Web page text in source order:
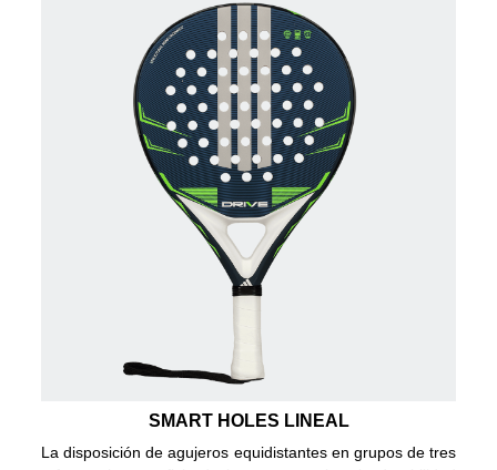
SMART HOLES LINEAL
La disposición de agujeros equidistantes en grupos de tres